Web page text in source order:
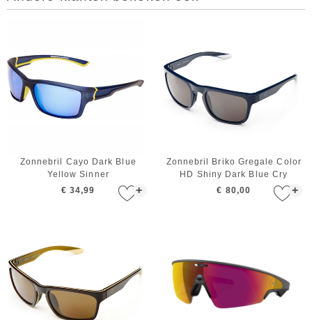
+
Zonnebril Cayo Dark Blue
Yellow Sinner
€ 34,99
+
Zonnebril Briko Gregale Color
HD Shiny Dark Blue Cry
€ 80,00